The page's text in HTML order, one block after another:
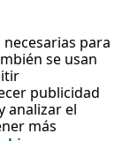
para
se usan
publicidad
analizar el
más